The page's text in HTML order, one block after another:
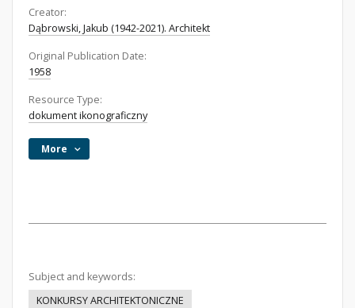
Creator:
Dąbrowski, Jakub (1942-2021). Architekt
Original Publication Date:
1958
Resource Type:
dokument ikonograficzny
More
Subject and keywords:
KONKURSY ARCHITEKTONICZNE